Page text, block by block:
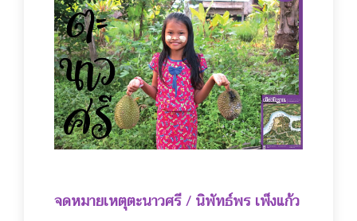
จดหมายเหตุตะนาวศรี / นิพัทธ์พร เพ็งแก้ว